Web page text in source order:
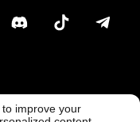
improve your